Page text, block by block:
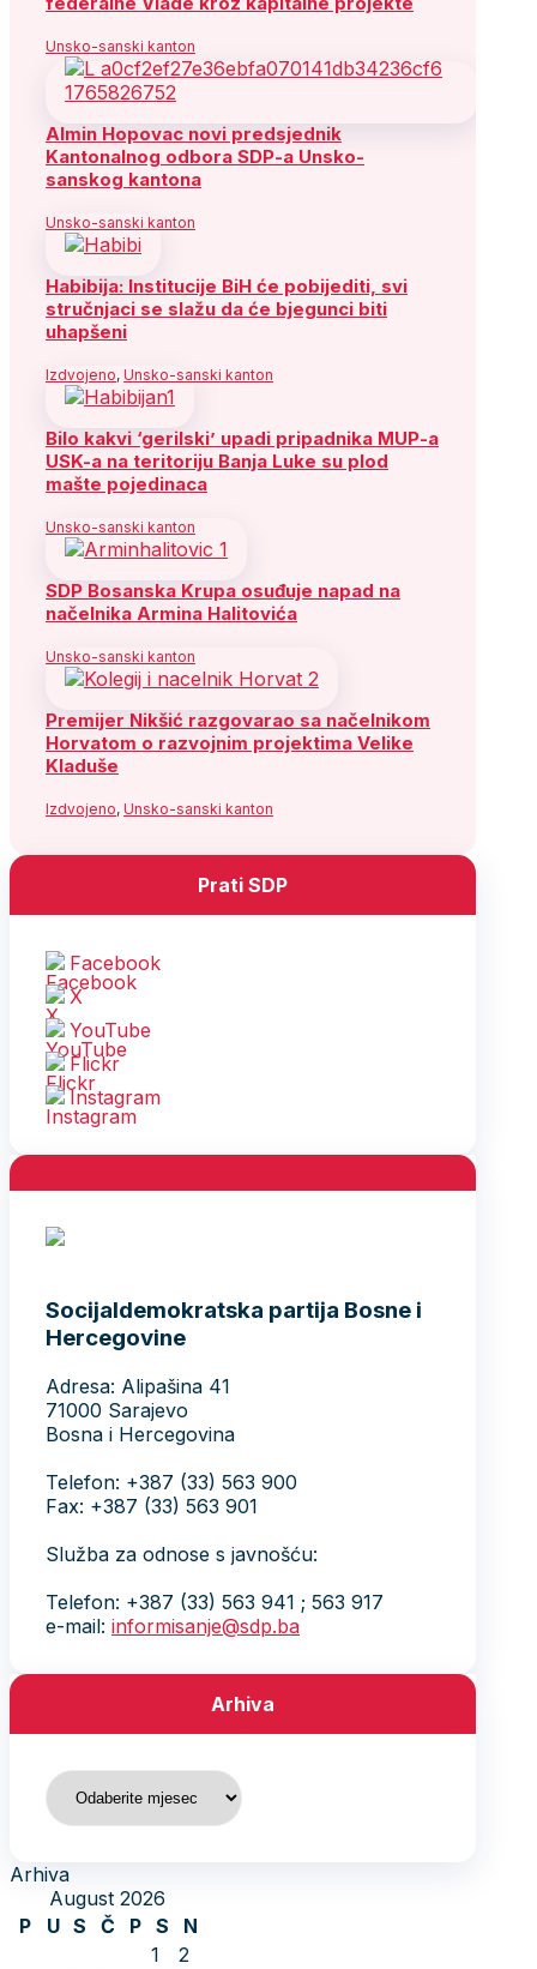
Unsko-sanski kanton
Almin Hopovac novi predsjednik
Kantonalnog odbora SDP-a Unsko-
sanskog kantona
Unsko-sanski kanton
Habibija: Institucije BiH će pobijediti, svi
stručnjaci se slažu da će bjegunci biti
uhapšeni
Izdvojeno, Unsko-sanski kanton
Bilo kakvi ‘gerilski’ upadi pripadnika MUP-a
USK-a na teritoriju Banja Luke su plod
mašte pojedinaca
Unsko-sanski kanton
SDP Bosanska Krupa osuđuje napad na
načelnika Armina Halitovića
Unsko-sanski kanton
Premijer Nikšić razgovarao sa načelnikom
Horvatom o razvojnim projektima Velike
Kladuše
Izdvojeno, Unsko-sanski kanton
Prati SDP
Facebook
X
YouTube
Flickr
Instagram
Socijaldemokratska partija Bosne i
Hercegovine
Adresa: Alipašina 41
71000 Sarajevo
Bosna i Hercegovina
Telefon: +387 (33) 563 900
Fax: +387 (33) 563 901
Služba za odnose s javnošću:
Telefon: +387 (33) 563 941 ; 563 917
e-mail: informisanje@sdp.ba
Arhiva
Arhiva
Arhiva
August 2026
P
U S Č P S
N
1
2